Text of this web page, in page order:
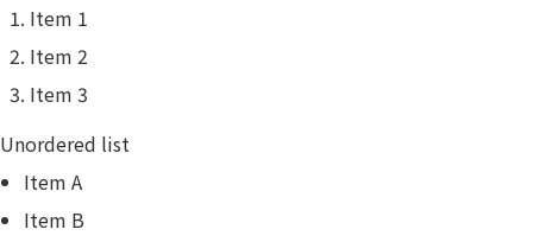
Item 1
Item 2
Item 3
Unordered list
Item A
Item B